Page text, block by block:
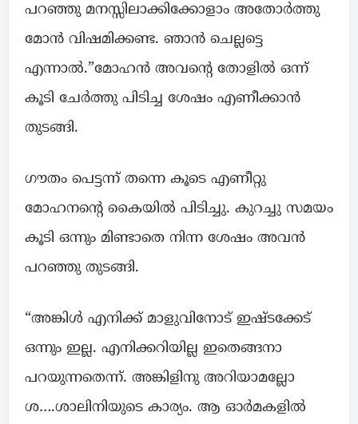
പറഞ്ഞു മനസ്സിലാക്കിക്കോളാം അതോർത്തു
മോൻ വിഷമിക്കണ്ട. ഞാൻ ചെല്ലട്ടെ
എന്നാൽ.”മോഹൻ അവന്റെ തോളിൽ ഒന്ന്
കൂടി ചേർത്തു പിടിച്ച ശേഷം എണീക്കാൻ
തുടങ്ങി.
ഗൗതം പെട്ടന്ന് തന്നെ കൂടെ എണീറ്റു
മോഹനന്റെ കൈയിൽ പിടിച്ചു. കുറച്ചു സമയം
കൂടി ഒന്നും മിണ്ടാതെ നിന്ന ശേഷം അവൻ
പറഞ്ഞു തുടങ്ങി.
“അങ്കിൾ എനിക്ക് മാളുവിനോട് ഇഷ്ടക്കേട്‌
ഒന്നും ഇല്ല. എനിക്കറിയില്ല ഇതെങ്ങനാ
പറയുന്നതെന്ന്. അങ്കിളിനു അറിയാമല്ലോ
ശ….ശാലിനിയുടെ കാര്യം. ആ ഓർമകളിൽ